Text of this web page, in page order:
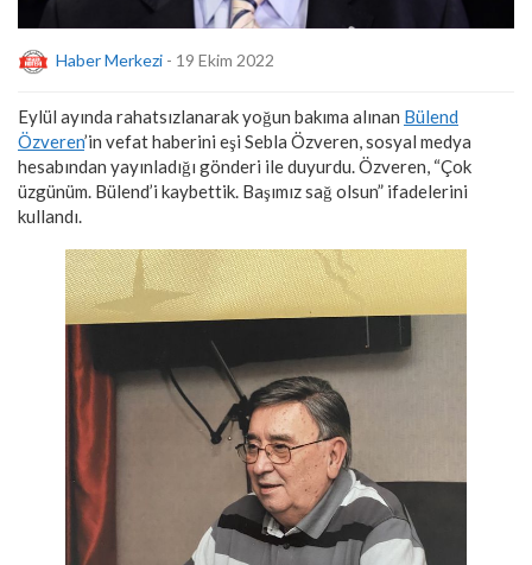
Haber Merkezi - 19 Ekim 2022
Eylül ayında rahatsızlanarak yoğun bakıma alınan Bülend
Özveren’in vefat haberini eşi Sebla Özveren, sosyal medya
hesabından yayınladığı gönderi ile duyurdu. Özveren, “Çok
üzgünüm. Bülend’i kaybettik. Başımız sağ olsun” ifadelerini
kullandı.